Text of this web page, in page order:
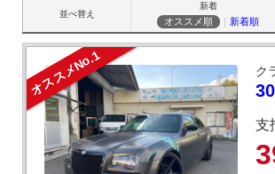
並べ替え
新着
オススメ順 ｜ 新着順
オススメNo.1 ク
支